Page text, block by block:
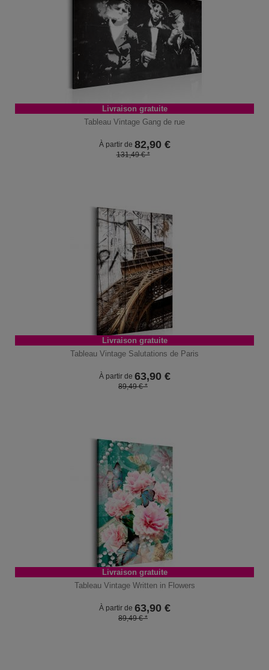
Livraison gratuite
Tableau Vintage Gang de rue
À partir de 82,90€
131,49 € *
Livraison gratuite
Tableau Vintage Salutations de Paris
À partir de 63,90€
89,49 € *
Livraison gratuite
Tableau Vintage Written in Flowers
À partir de 63,90€
89,49 € *